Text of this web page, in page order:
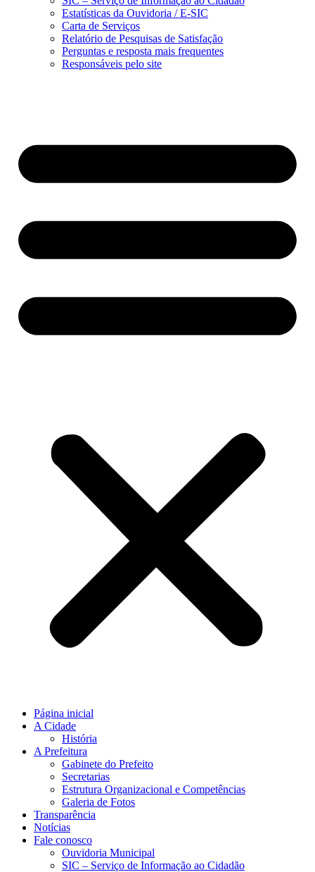
Estatísticas da Ouvidoria / E-SIC
Carta de Serviços
Relatório de Pesquisas de Satisfação
Perguntas e resposta mais frequentes
Responsáveis pelo site
Página inicial
A Cidade
História
A Prefeitura
Gabinete do Prefeito
Secretarias
Estrutura Organizacional e Competências
Galeria de Fotos
Transparência
Notícias
Fale conosco
Ouvidoria Municipal
SIC – Serviço de Informação ao Cidadão